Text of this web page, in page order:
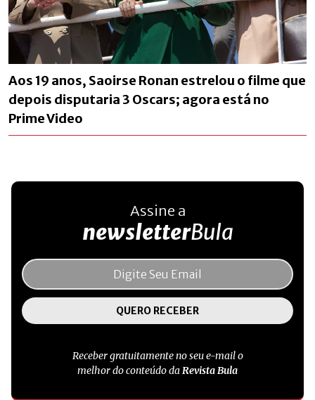
Aos 19 anos, Saoirse Ronan estrelou o filme que
depois disputaria 3 Oscars; agora está no
Prime Video
Assine a
newsletterBula
Receber gratuitamente no seu e-mail o
melhor do conteúdo daRevista Bula